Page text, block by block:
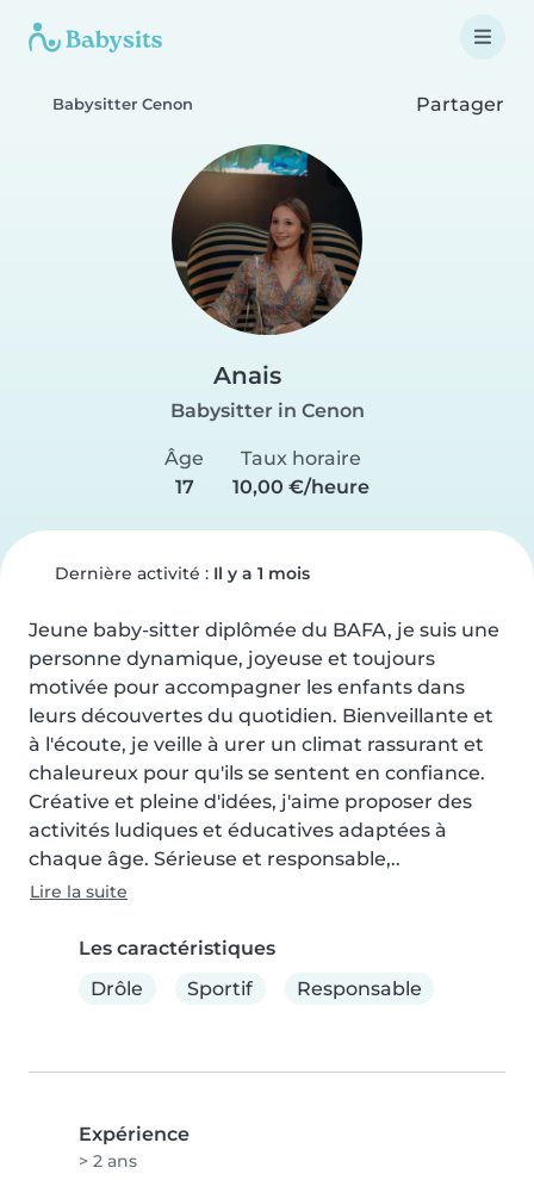
Babysitter Cenon Partager
Anais
Babysitter in Cenon
Âge
17
Taux horaire
10,00 €/heure
Dernière activité : Il y a 1 mois
Jeune baby-sitter diplômée du BAFA, je suis une
personne dynamique, joyeuse et toujours
motivée pour accompagner les enfants dans
leurs découvertes du quotidien. Bienveillante et
à l'écoute, je veille à urer un climat rassurant et
chaleureux pour qu'ils se sentent en confiance.
Créative et pleine d'idées, j'aime proposer des
activités ludiques et éducatives adaptées à
chaque âge. Sérieuse et responsable,..
Lire la suite
Les caractéristiques
Drôle
Sportif Responsable
Expérience
> 2 ans